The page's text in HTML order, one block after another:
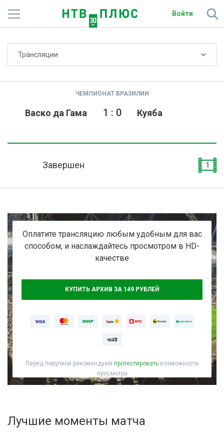
Войти
Спорт
Активировать промокод
Трансляции
ЧЕМПИОНАТ БРАЗИЛИИ
Васко да Гама Куяба
1 : 0
Завершен 1
Оплатите трансляцию любым удобным для вас
способом, и наслаждайтесь просмотром в HD-
качестве
КУПИТЬ АРХИВ ЗА 149 РУБЛЕЙ
Перед покупкой рекомендуем протестировать возможность
просмотра
Лучшие моменты матча